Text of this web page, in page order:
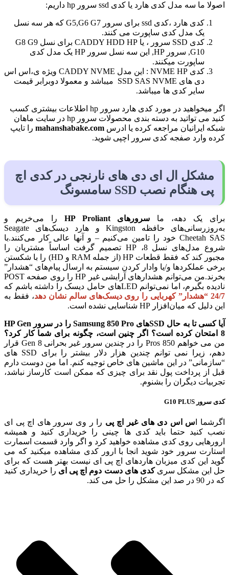
اصولا ما سه مدل کدی هارد یا کدی ssd سرور hp داریم:
کدی هارد ،کدی ssd برای سرور G5,G6 G7 که هر سه نسل
یک مدل کدی ساپورت می کنند.
کدی SSD سرور ، یا CADDY HDD HP برای نسل G8 G9
,G10 سرور HP, این سه نسل سرور HP یک مدل کدی
ساپورت میکنند.
کدی NVME HP : این مدل CADDY NVME ویژه ی،اس اس
دی های SSD SAS NVME میباشد و معمولا دوبرابر قیمت
سایر کدی ها میباشد.
اگر میخواهید در مورد کدی هارد سرور hp اطلاعات بیشتری کسب
کنید می تواتید به دسته بندی محصولات سرور hp در سایت ماهان
شبکه ایرانیان مراجعه کرده یا ادرس mahanshabake.com را تایپ
کرده وارد صفجه کدی سرور اچپی شوید.
مشکل ال ای دی های نارنجی در کدی اچ
پی هنگام نصب SSD سامسونگ
برای یک دهه، ما سرورهای HP Proliant
را می‌خریم و
به‌روزرسانی‌های حافظه Kingston و هارد دیسک‌های Seagate
Cheetah SAS خود را تامین می‌کنیم – و آنها عالی کار می‌کنند.با
شروع مدل‌های نسل 8، HP تصمیم گرفت اساساً مشتریان را
مجبور کند که فقط قطعات HP (از جمله RAM و HD) را با شکستن
برخی عملکردها و/یا وادار کردن سیستم به ارسال پیام‌های “هشدار”
بخرند.من می‌توانم هشدارهای آرایشی غیر HP را روی صفحه POST
نادیده بگیرم، اما نمی‌توانم LED‌های حامل دیسک را داشته باشم که
24/7 “هشدار” کهربایی را روی دیسک‌های سالم نشان دهد
، فقط به
این دلیل که میان‌افزار HP شناسایی نشده است.
آیا کسی تا به حال SSDهای Samsung 850 Pro را در سرور HP Gen
8 امتحان کرده است؟ اگر چنین است، چگونه برای شما کار کرد؟
من می خواهم 850 Pros را در چندین سرور غیر بحرانی Gen 8 قرار
دهم، زیرا نمی توانم چندین هزار دلار بیشتر را برای SSD های
“سازمانی” در این ماشین های خاص توجیه کنم. اما من دوست دارم
قبل از پرداخت پول نقد برای چیزی که ممکن است کارساز نباشد،
تجربیات دیگران را بشنوم.
کدی سرور G10 PLUS
اگرشما ا س اس دی های غیر اچ پی را ر وی سرور های اچ پی ای
نصب کنید حتما باید کدی ها چینی را خریداری کنید و همیشه
ارورهایی روی کدی مشاهده خواهید کرد و اگر وارد قسمت اسمارت
استارت سرور خود شوید انجا با ارور کدی مشاهده میکنید که می
گوید این کدی میزبان هاردهای اچ پی ای نیست بهتر هست که برای
حل این مشکل سری کدی های دست دوم اچ پی ای را خریداری کنید
که در 90 در صد این مشکل را حل می کند.